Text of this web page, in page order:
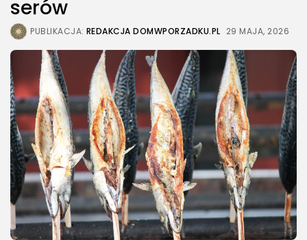
serów
PUBLIKACJA: REDAKCJA DOMWPORZADKU.PL 29 MAJA, 2026